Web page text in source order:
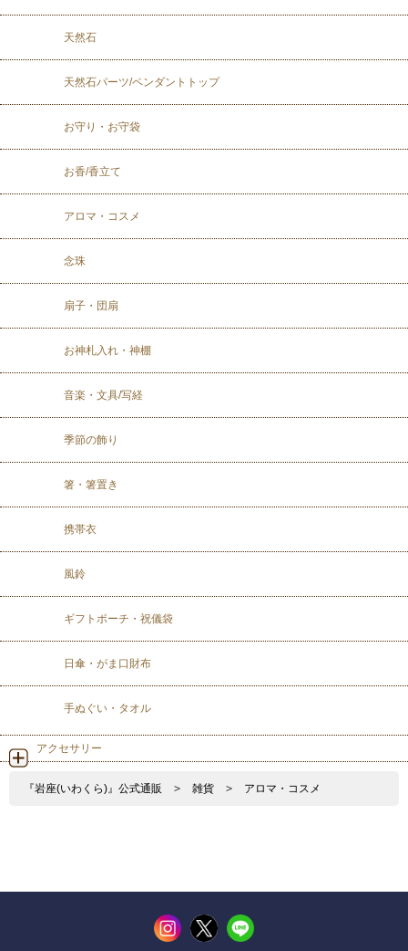
天然石
天然石パーツ/ペンダントトップ
お守り・お守袋
お香/香立て
アロマ・コスメ
念珠
扇子・団扇
お神札入れ・神棚
音楽・文具/写経
季節の飾り
箸・箸置き
携帯衣
風鈴
ギフトポーチ・祝儀袋
日傘・がま口財布
手ぬぐい・タオル
アクセサリー
『岩座(いわくら)』公式通販 > 雑貨 > アロマ・コスメ